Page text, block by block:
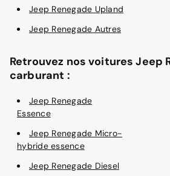
Jeep Renegade Upland
Jeep Renegade Autres
Retrouvez nos voitures Jeep
carburant :
Jeep Renegade
Essence
Jeep Renegade Micro-
hybride essence
Jeep Renegade Diesel